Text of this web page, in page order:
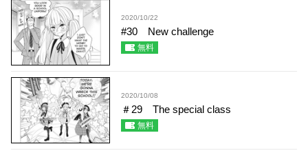
2020/10/22
#30 New challenge
無料
2020/10/08
＃29 The special class
無料